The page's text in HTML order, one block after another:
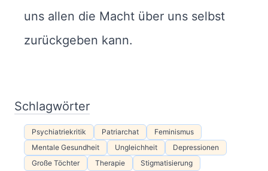
uns allen die Macht über uns selbst
zurückgeben kann.
Schlagwörter
Psychiatriekritik Patriarchat
Feminismus
Mentale Gesundheit
Ungleichheit
Depressionen
Große Töchter
Therapie Stigmatisierung